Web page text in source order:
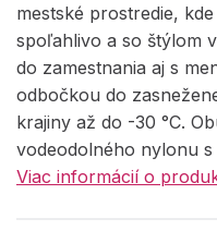
mestské prostredie, kde
spoľahlivo a so štýlom
do zamestnania aj s
odbočkou do
krajiny až do -30 °C.
vodeodolného nylonu
Viac informácií o